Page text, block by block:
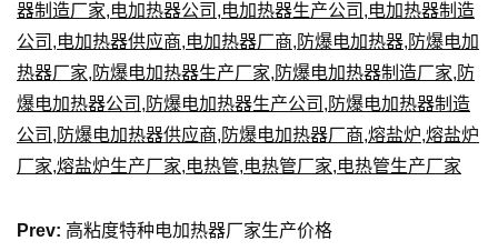
器制造厂家,电加热器公司 ,电加热器生产公司 ,电加热器制造
公司 ,电加热器供应商,电加热器厂商, 防爆电加热器, 防爆电加
热器厂家, 防爆电加热器生产厂家, 防爆电加热器制造厂家, 防
爆电加热器公司 , 防爆电加热器生产公司 , 防爆电加热器制造
公司 , 防爆电加热器供应商, 防爆电加热器厂商,熔盐炉,熔盐炉
厂家,熔盐炉生产厂家,电热管,电热管厂家,电热管生产厂家
Prev: 高粘度特种电加热器厂家生产价格